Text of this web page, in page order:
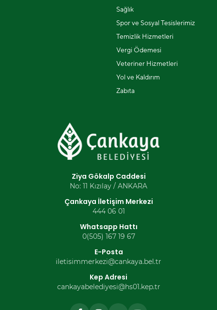
Sağlık
Spor ve Sosyal Tesislerimiz
Temizlik Hizmetleri
Vergi Ödemesi
Veteriner Hizmetleri
Yol ve Kaldırım
Zabıta
Ziya Gökalp Caddesi
No: 11 Kızılay / ANKARA
Çankaya İletişim Merkezi
444 06 01
Whatsapp Hattı
0(505) 167 19 67
E-Posta
iletisimmerkezi@cankaya.bel.tr
Kep Adresi
cankayabelediyesi@hs01.kep.tr